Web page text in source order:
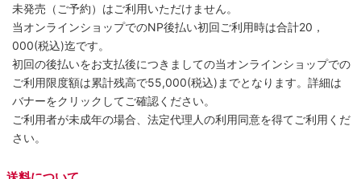
未発売（ご予約）はご利用いただけません。
当オンラインショップでのNP後払い初回ご利用時は合計20，
000(税込)迄です。
初回の後払いをお支払後につきましての当オンラインショップでの
ご利用限度額は累計残高で55,000(税込)までとなります。詳細は
バナーをクリックしてご確認ください。
ご利用者が未成年の場合、法定代理人の利用同意を得てご利用くだ
さい。